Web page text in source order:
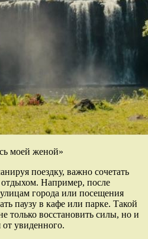
моей женой»
поездку, важно сочетать
Например, после
города или посещения
паузу в кафе или парке. Такой
только восстановить силы, но и
увиденного.